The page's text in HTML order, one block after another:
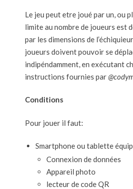
Le jeu peut etre joué par un, ou
limite au nombre de joueurs est
par les dimensions de
joueurs doivent pouvoir se
indipéndamment, en exécutant
instructions fournies par
Conditions
Pour jouer il faut:
Smartphone ou tablette
Connexion de données
Appareil photo
lecteur de code QR